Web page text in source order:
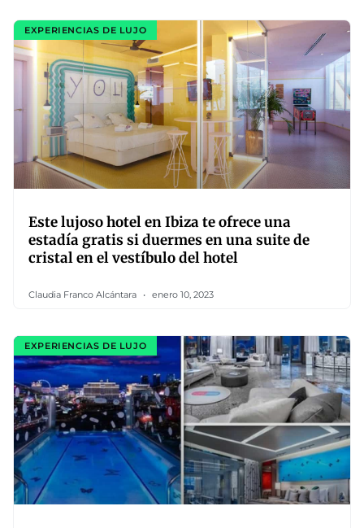
EXPERIENCIAS DE LUJO
Este lujoso hotel en Ibiza te ofrece una
estadía gratis si duermes en una suite de
cristal en el vestíbulo del hotel
Claudia Franco Alcántara enero 10, 2023
EXPERIENCIAS DE LUJO